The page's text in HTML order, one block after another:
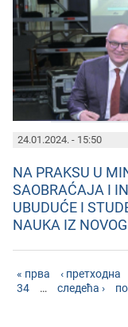
24.01.2024. - 15:50
NA PRAKSU U
SAOBRAĆAJA I
UBUDUĆE I
NAUKA IZ
« прва ‹ претходна
34
… следећа ›